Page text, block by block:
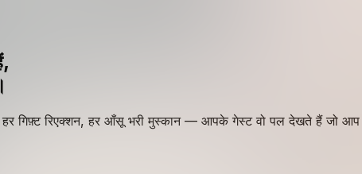
गिफ़्ट रिएक्शन, हर आँसू भरी मुस्कान — आपके गेस्ट वो पल देखते हैं जो